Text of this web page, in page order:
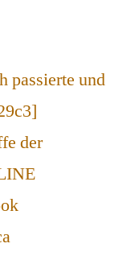
passierte und
der